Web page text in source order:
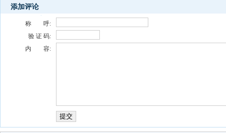
添加评论
称 呼:
验 证 码:
内 容: